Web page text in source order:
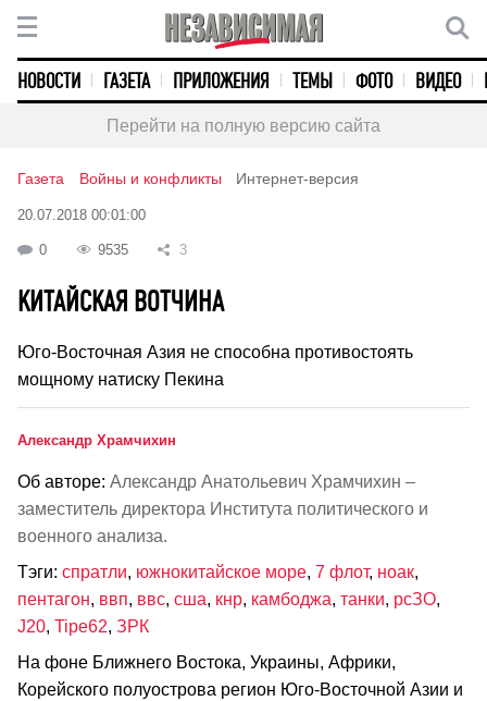
НОВОСТИ ГАЗЕТА ПРИЛОЖЕНИЯ ТЕМЫ ФОТО ВИДЕО
Перейти на полную версию сайта
Газета Войны и конфликты Интернет-версия
20.07.2018 00:01:00
0 9535 3
КИТАЙСКАЯ ВОТЧИНА
Юго-Восточная Азия не способна противостоять
мощному натиску Пекина
Александр Храмчихин
Об авторе: Александр Анатольевич Храмчихин –
заместитель директора Института политического и
военного анализа.
Тэги: спратли, южнокитайское море, 7 флот, ноак,
пентагон, ввп, ввс, сша, кнр, камбоджа, танки, рсЗО,
J20, Tipe62, ЗРК
На фоне Ближнего Востока, Украины, Африки,
Корейского полуострова регион Юго-Восточной Азии и